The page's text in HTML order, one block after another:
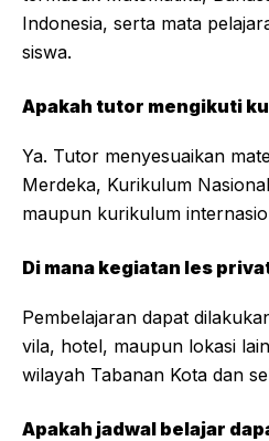
Indonesia, serta mata
siswa.
Apakah tutor mengikuti
Ya. Tutor menyesuaikan
Merdeka, Kurikulum
maupun kurikulum
Di mana kegiatan les
Pembelajaran dapat
vila, hotel, maupun lokasi
wilayah Tabanan Kota dan
Apakah jadwal belajar